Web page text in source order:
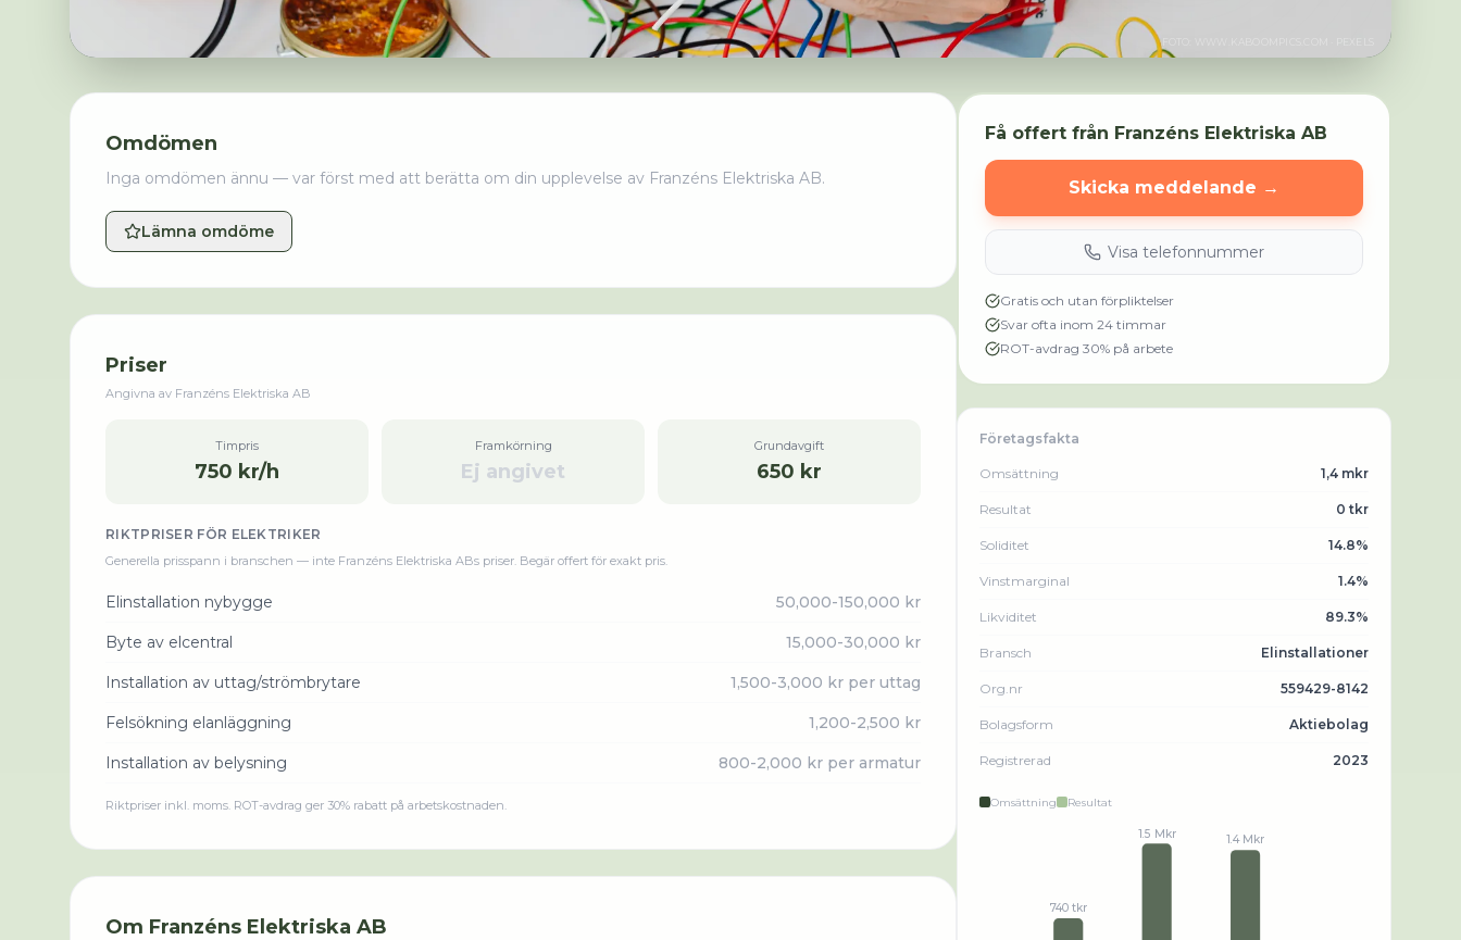
Omdömen
Inga omdömen ännu — var först med att berätta om din upplevelse av Franzéns Elektriska AB.
Lämna omdöme
Priser
Angivna av Franzéns Elektriska AB
Timpris
750 kr/h
Framkörning
Ej angivet
Grundavgift
650 kr
RIKTPRISER FÖR ELEKTRIKER
Generella prisspann i branschen — inte Franzéns Elektriska ABs priser. Begär offert för exakt pris.
Elinstallation nybygge 50,000-150,000 kr
Byte av elcentral 15,000-30,000 kr
Installation av uttag/strömbrytare 1,500-3,000 kr per uttag
Felsökning elanläggning 1,200-2,500 kr
Installation av belysning 800-2,000 kr per armatur
Riktpriser inkl. moms. ROT-avdrag ger 30% rabatt på arbetskostnaden.
Om Franzéns Elektriska AB
Få offert från Franzéns Elektriska AB
Skicka meddelande →
Visa telefonnummer
Gratis och utan förpliktelser
Svar ofta inom 24 timmar
ROT-avdrag 30% på arbete
Företagsfakta
Omsättning 1,4 mkr
Resultat 0 tkr
Soliditet 14.8%
Vinstmarginal 1.4%
Likviditet 89.3%
Bransch Elinstallationer
Org.nr 559429-8142
Bolagsform Aktiebolag
Registrerad 2023
Omsättning Resultat
740 tkr
1.5 Mkr 1.4 Mkr